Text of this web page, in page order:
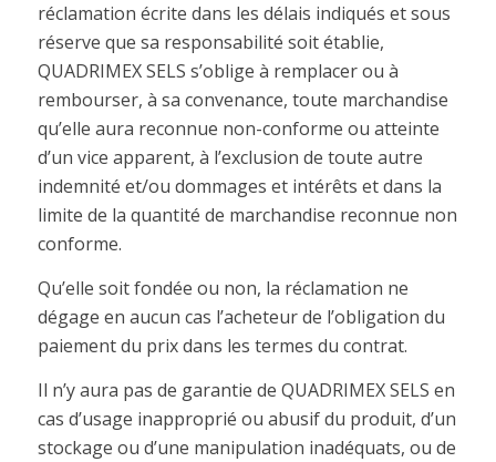
réclamation écrite dans les délais indiqués et sous
réserve que sa responsabilité soit établie,
QUADRIMEX SELS s’oblige à remplacer ou à
rembourser, à sa convenance, toute marchandise
qu’elle aura reconnue non-conforme ou atteinte
d’un vice apparent, à l’exclusion de toute autre
indemnité et/ou dommages et intérêts et dans la
limite de la quantité de marchandise reconnue non
conforme.
Qu’elle soit fondée ou non, la réclamation ne
dégage en aucun cas l’acheteur de l’obligation du
paiement du prix dans les termes du contrat.
Il n’y aura pas de garantie de QUADRIMEX SELS en
cas d’usage inapproprié ou abusif du produit, d’un
stockage ou d’une manipulation inadéquats, ou de